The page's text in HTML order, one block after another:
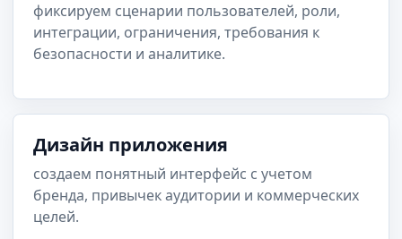
фиксируем сценарии пользователей, роли,
интеграции, ограничения, требования к
безопасности и аналитике.
Дизайн приложения
создаем понятный интерфейс с учетом
бренда, привычек аудитории и коммерческих
целей.